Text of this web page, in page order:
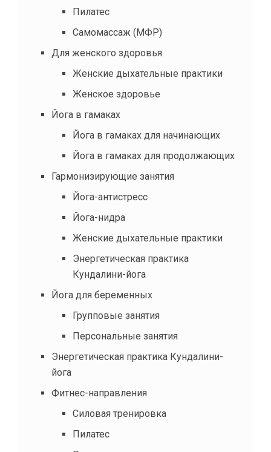
Пилатес
Самомассаж (МФР)
Для женского здоровья
Женские дыхательные практики
Женское здоровье
Йога в гамаках
Йога в гамаках для начинающих
Йога в гамаках для продолжающих
Гармонизирующие занятия
Йога-антистресс
Йога-нидра
Женские дыхательные практики
Энергетическая практика
Кундалини-йога
Йога для беременных
Групповые занятия
Персональные занятия
Энергетическая практика Кундалини-
йога
Фитнес-направления
Силовая тренировка
Пилатес